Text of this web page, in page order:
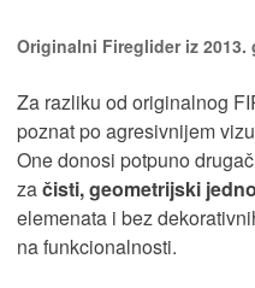
Originalni Fireglider iz 2013.
Za razliku od originalnog
poznat po agresivnijem
One donosi potpuno
začisti, geometrijski
elemenata i bez
na funkcionalnosti.